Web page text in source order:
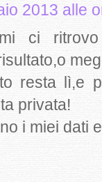
2013 alle
ci ritrovo
resta lì,e
privata!
i miei dati